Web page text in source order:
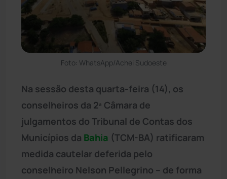
Foto: WhatsApp/Achei Sudoeste
Na sessão desta quarta-feira (14), os
conselheiros da 2ª Câmara de
julgamentos do Tribunal de Contas dos
Municípios da Bahia (TCM-BA) ratificaram
medida cautelar deferida pelo
conselheiro Nelson Pellegrino – de forma